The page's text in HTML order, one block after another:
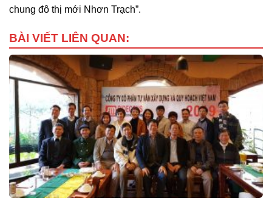
chung đô thị mới Nhơn Trạch”.
BÀI VIẾT LIÊN QUAN: